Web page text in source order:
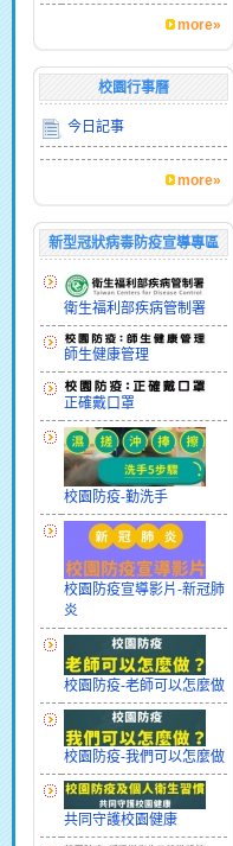
more»
校園行事曆
今日記事
more»
新型冠狀病毒防疫宣導專區
衛生福利部疾病管制署
師生健康管理
正確戴口罩
校園防疫-勤洗手
校園防疫宣導影片-新冠肺
炎
校園防疫-老師可以怎麼做
校園防疫-我們可以怎麼做
共同守護校園健康